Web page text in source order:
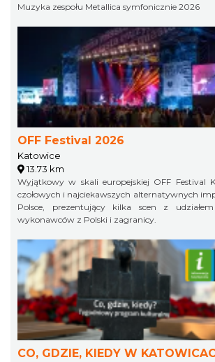
Muzyka zespołu Metallica symfonicznie 2026
OFF Festival 2026
Katowice
13.73 km
Wyjątkowy w skali europejskiej OFF Festival
czołowych i najciekawszych alternatywnych
Polsce, prezentujący kilka scen z
wykonawców z Polski i zagranicy.
CO, GDZIE, KIEDY W